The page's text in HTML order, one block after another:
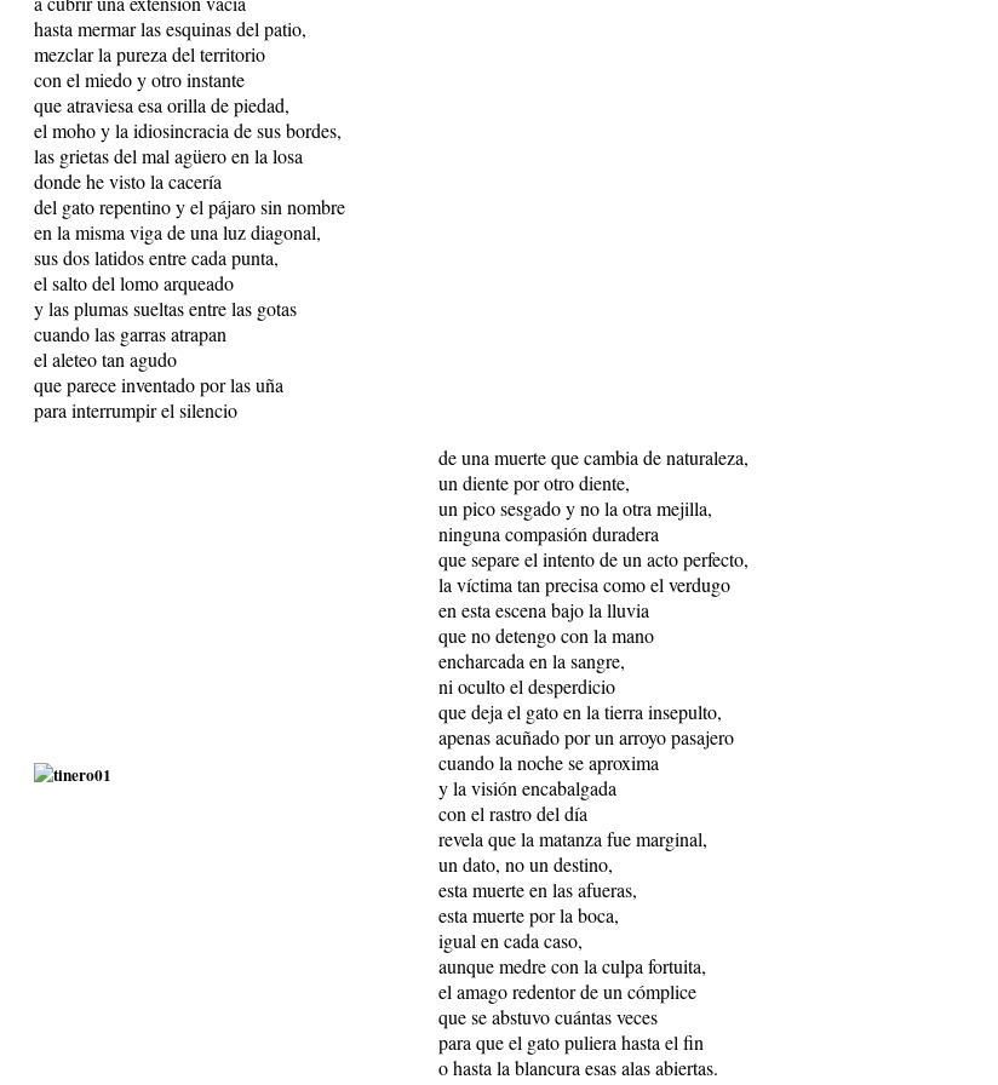
hasta mermar las esquinas del patio,
mezclar la pureza del territorio
con el miedo y otro instante
que atraviesa esa orilla de piedad,
el moho y la idiosincracia de sus bordes,
las grietas del mal agüero en la losa
donde he visto la cacería
del gato repentino y el pájaro sin nombre
en la misma viga de una luz diagonal,
sus dos latidos entre cada punta,
el salto del lomo arqueado
y las plumas sueltas entre las gotas
cuando las garras atrapan
el aleteo tan agudo
que parece inventado por las uña
para interrumpir el silencio
de una muerte que cambia de naturaleza,
un diente por otro diente,
un pico sesgado y no la otra mejilla,
ninguna compasión duradera
que separe el intento de un acto perfecto,
la víctima tan precisa como el verdugo
en esta escena bajo la lluvia
que no detengo con la mano
encharcada en la sangre,
ni oculto el desperdicio
que deja el gato en la tierra insepulto,
apenas acuñado por un arroyo pasajero
cuando la noche se aproxima
y la visión encabalgada
con el rastro del día
revela que la matanza fue marginal,
un dato, no un destino,
esta muerte en las afueras,
esta muerte por la boca,
igual en cada caso,
aunque medre con la culpa fortuita,
el amago redentor de un cómplice
que se abstuvo cuántas veces
para que el gato puliera hasta el fin
o hasta la blancura esas alas abiertas.